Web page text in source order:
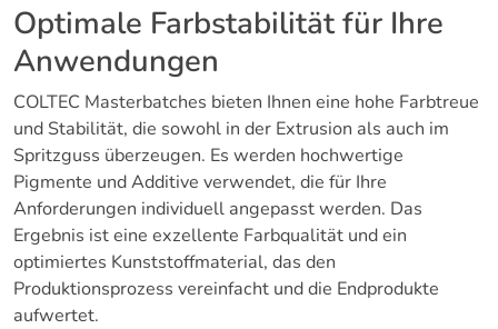
Optimale Farbstabilität für Ihre
Anwendungen
COLTEC Masterbatches bieten Ihnen eine hohe Farbtreue
und Stabilität, die sowohl in der Extrusion als auch im
Spritzguss überzeugen. Es werden hochwertige
Pigmente und Additive verwendet, die für Ihre
Anforderungen individuell angepasst werden. Das
Ergebnis ist eine exzellente Farbqualität und ein
optimiertes Kunststoffmaterial, das den
Produktionsprozess vereinfacht und die Endprodukte
aufwertet.